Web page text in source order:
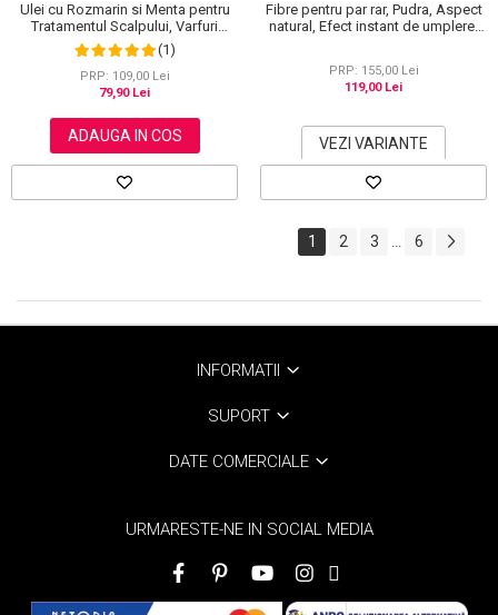
Ulei cu Rozmarin si Menta pentru
Tratamentul Scalpului, Varfuri
Despicate si Cresterea Parului,
NIFEISHI®, 60 ml
(1)
PRP: 109,00 Lei
79,90 Lei
ADAUGA IN COS
Fibre pentru par rar, Pudra, Aspect
natural, Efect instant de umplere,
PRP: 155,00 Lei
119,00 Lei
VEZI VARIANTE
1 2 3 ... 6
INFORMATII
SUPORT
DATE COMERCIALE
URMARESTE-NE IN SOCIAL MEDIA